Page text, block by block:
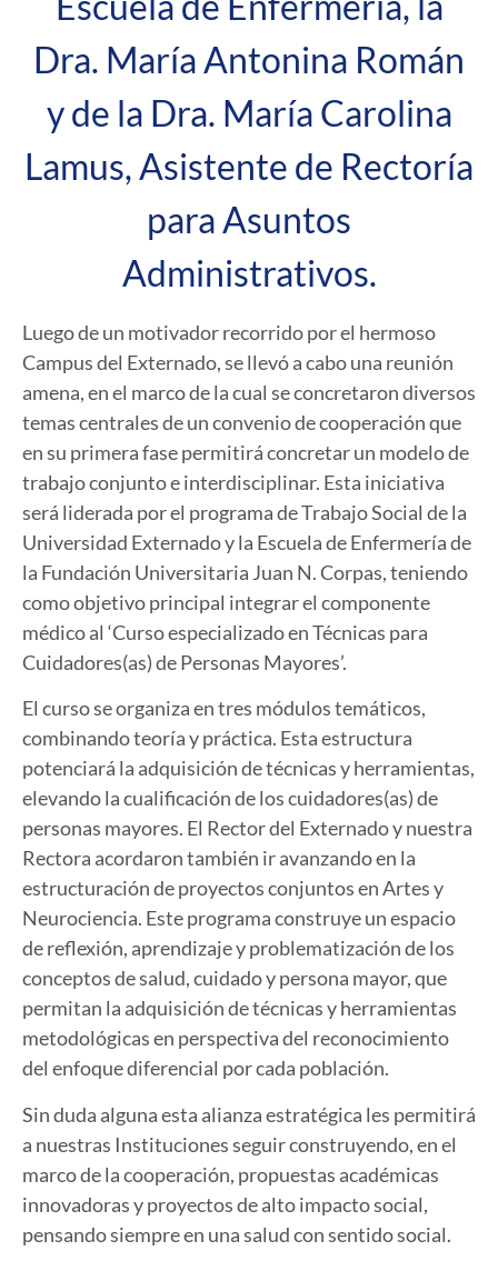
Dra. María Antonina Román
y de la Dra. María Carolina
Lamus, Asistente de Rectoría
para Asuntos
Administrativos.
Luego de un motivador recorrido por el hermoso
Campus del Externado, se llevó a cabo una reunión
amena, en el marco de la cual se concretaron diversos
temas centrales de un convenio de cooperación que
en su primera fase permitirá concretar un modelo de
trabajo conjunto e interdisciplinar. Esta iniciativa
será liderada por el programa de Trabajo Social de la
Universidad Externado y la Escuela de Enfermería de
la Fundación Universitaria Juan N. Corpas, teniendo
como objetivo principal integrar el componente
médico al ‘Curso especializado en Técnicas para
Cuidadores(as) de Personas Mayores’.
El curso se organiza en tres módulos temáticos,
combinando teoría y práctica. Esta estructura
potenciará la adquisición de técnicas y herramientas,
elevando la cualificación de los cuidadores(as) de
personas mayores. El Rector del Externado y nuestra
Rectora acordaron también ir avanzando en la
estructuración de proyectos conjuntos en Artes y
Neurociencia. Este programa construye un espacio
de reflexión, aprendizaje y problematización de los
conceptos de salud, cuidado y persona mayor, que
permitan la adquisición de técnicas y herramientas
metodológicas en perspectiva del reconocimiento
del enfoque diferencial por cada población.
Sin duda alguna esta alianza estratégica les permitirá
a nuestras Instituciones seguir construyendo, en el
marco de la cooperación, propuestas académicas
innovadoras y proyectos de alto impacto social,
pensando siempre en una salud con sentido social.